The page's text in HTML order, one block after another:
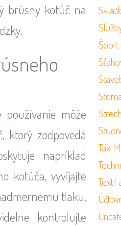
brúsny kotúč na
môže
ktorý zodpovedá
napríklad
kotúča, vyvíjajte
tlaku,
kontrolujte
Šport
Taxi
Textil